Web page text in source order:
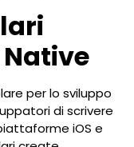
per lo sviluppo
di scrivere
iOS e